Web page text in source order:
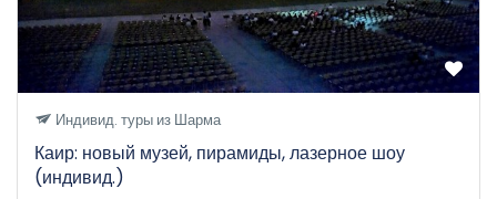
Индивид. туры из Шарма
Каир: новый музей, пирамиды, лазерное шоу
(индивид.)